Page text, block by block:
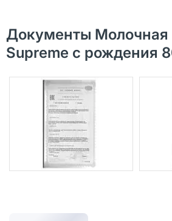
Документы Молочная
Supreme с рождения